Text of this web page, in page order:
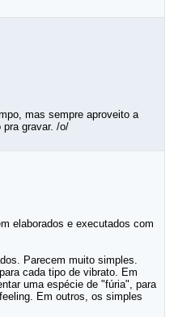
mas sempre aproveito a
pra gravar. /o/
elaborados e executados com
Parecem muito simples.
cada tipo de vibrato. Em
uma espécie de "fúria", para
Em outros, os simples